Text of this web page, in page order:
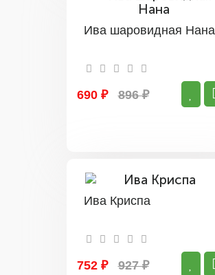
Ива шаровидная Нана
690 ₽ 896 ₽
Ива Криспа
752 ₽ 927 ₽